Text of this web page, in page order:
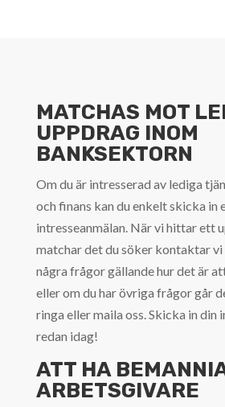
MATCHAS MOT
UPPDRAG INOM
BANKSEKTORN
Om du är intresserad av lediga
och finans kan du enkelt skicka in
intresseanmälan. När vi hittar ett
matchar det du söker kontaktar vi
några frågor gällande hur det är
eller om du har övriga frågor går
ringa eller maila oss. Skicka in din
redan idag!
ATT HA
ARBETSGIVARE